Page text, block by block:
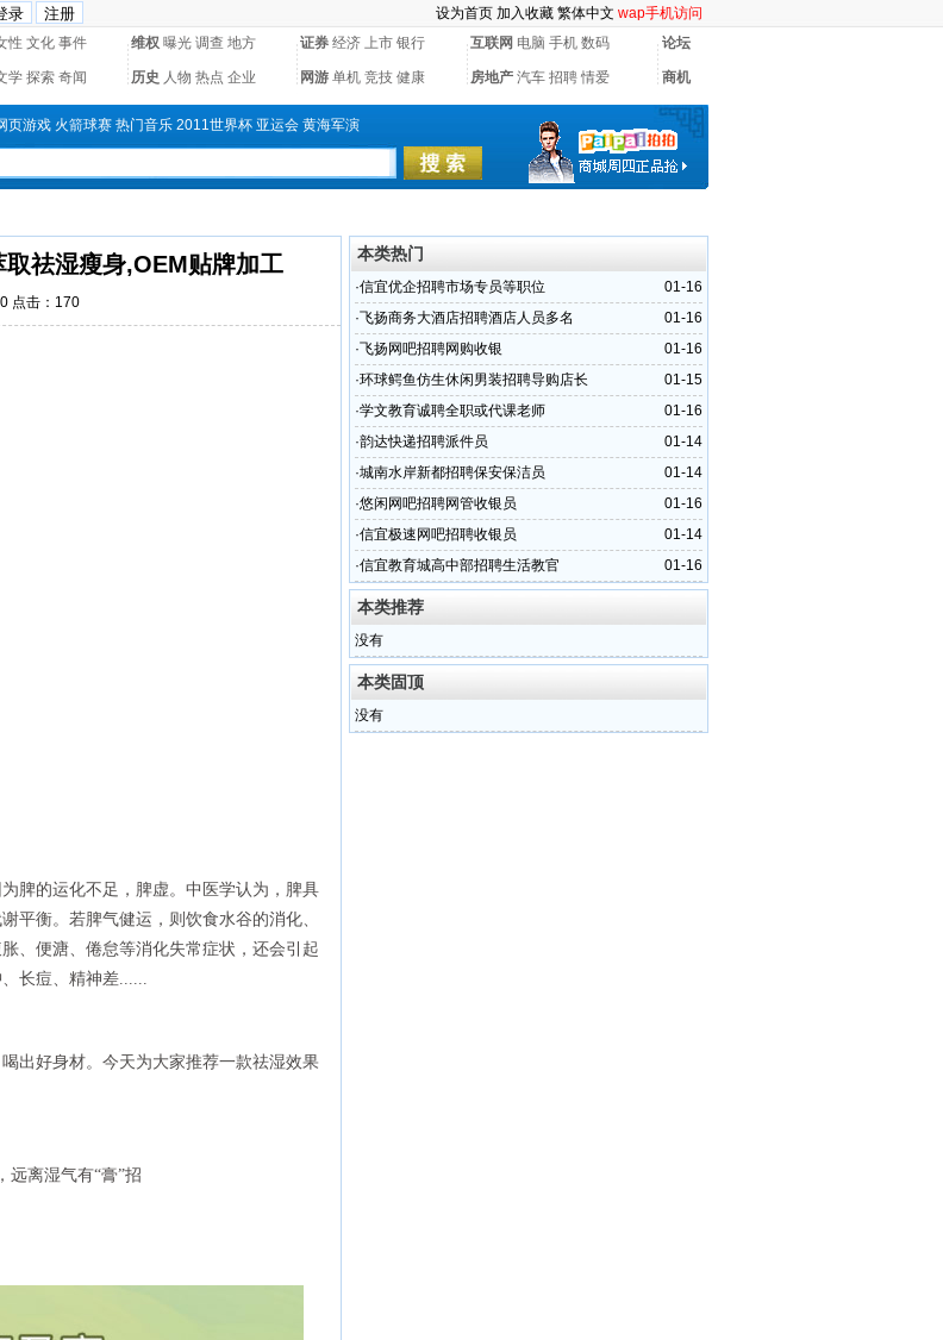
设为首页 加入收藏 繁体中文 wap手机访问
性 文化 事件 维权 曝光 调查 地方 证券 经济 上市 银行 互联网 电脑 手机 数码 论坛
学 探索 奇闻 历史 人物 热点 企业 网游 单机 竞技 健康 房地产 汽车 招聘 情爱 商机
页游戏 火箭球赛 热门音乐 2011世界杯 亚运会 黄海军演
祛湿瘦身,OEM贴牌加工
点击： 170
脾的运化不足，脾虚。中医学认为，脾具
平衡。若脾气健运，则饮食水谷的消化、
、便溏、倦怠等消化失常症状，还会引起
长痘、精神差......
出好身材。今天为大家推荐一款祛湿效果
远离湿气有“膏”招
本类热门
01-16
·信宜优企招聘市场专员等职位
01-16
·飞扬商务大酒店招聘酒店人员多名
01-16
·飞扬网吧招聘网购收银
01-15
·环球鳄鱼仿生休闲男装招聘导购店长
01-16
·学文教育诚聘全职或代课老师
01-14
·韵达快递招聘派件员
01-14
·城南水岸新都招聘保安保洁员
01-16
·悠闲网吧招聘网管收银员
01-14
·信宜极速网吧招聘收银员
01-16
·信宜教育城高中部招聘生活教官
本类推荐
没有
本类固顶
没有